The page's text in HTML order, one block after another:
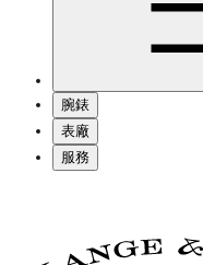
腕錶
表廠
服務